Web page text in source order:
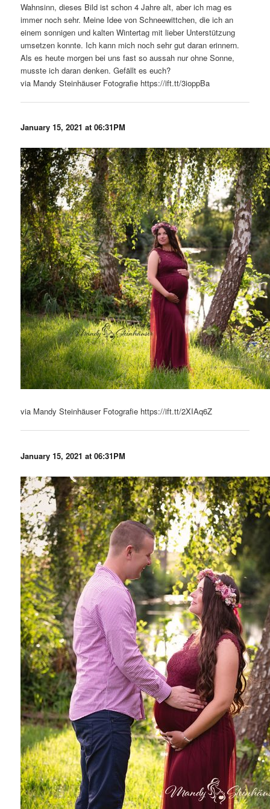
Wahnsinn, dieses Bild ist schon 4 Jahre alt, aber ich mag es
immer noch sehr. Meine Idee von Schneewittchen, die ich an
einem sonnigen und kalten Wintertag mit lieber Unterstützung
umsetzen konnte. Ich kann mich noch sehr gut daran erinnern.
Als es heute morgen bei uns fast so aussah nur ohne Sonne,
musste ich daran denken. Gefällt es euch?
via Mandy Steinhäuser Fotografie https://ift.tt/3ioppBa
January 15, 2021 at 06:31PM
via Mandy Steinhäuser Fotografie https://ift.tt/2XIAq6Z
January 15, 2021 at 06:31PM